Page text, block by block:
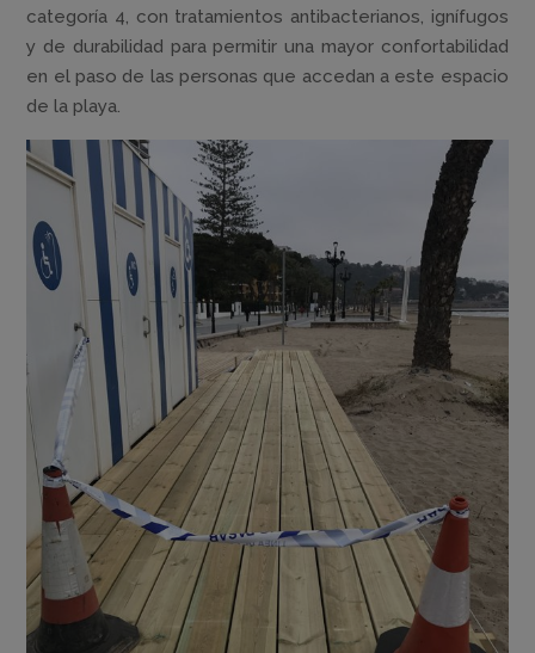
categoría 4, con tratamientos antibacterianos, ignífugos
y de durabilidad para permitir una mayor confortabilidad
en el paso de las personas que accedan a este espacio
de la playa.